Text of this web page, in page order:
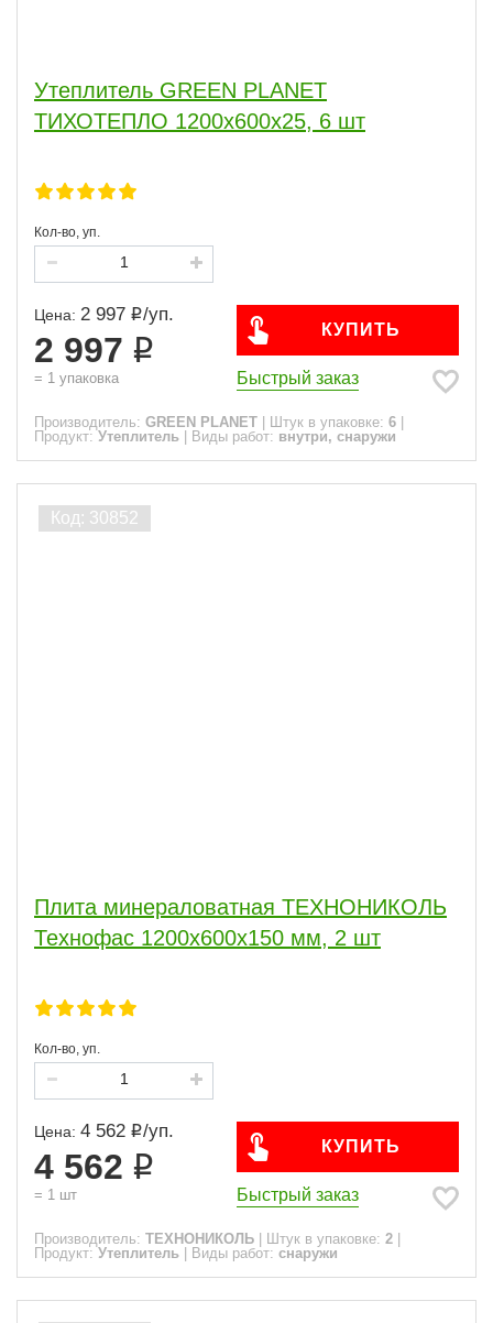
Утеплитель GREEN PLANET
ТИХОТЕПЛО 1200х600х25, 6 шт
Кол-во, уп.
Цена: 2 997 /уп.
2 997
= 1 упаковка
КУПИТЬ
Быстрый заказ
Производитель: GREEN PLANET Штук в упаковке: 6
Продукт: Утеплитель Виды работ: внутри, снаружи
Плита минераловатная ТЕХНОНИКОЛЬ
Технофас 1200х600х150 мм, 2 шт
Кол-во, уп.
Цена: 4 562 /уп.
4 562
= 1 шт
КУПИТЬ
Быстрый заказ
Производитель: ТЕХНОНИКОЛЬ Штук в упаковке: 2
Продукт: Утеплитель Виды работ: снаружи